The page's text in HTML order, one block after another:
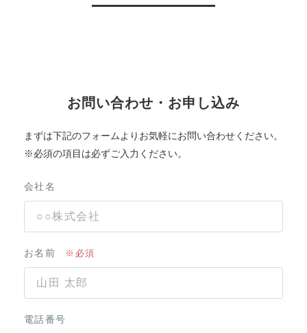
お問い合わせ・お申し込み
まずは下記のフォームよりお気軽にお問い合わせください。
※必須の項目は必ずご入力ください。
会社名
お名前
電話番号